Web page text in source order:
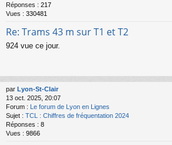
Réponses : 217
Vues : 330481
Re: Trams 43 m sur T1 et T2
924 vue ce jour.
par Lyon-St-Clair
13 oct. 2025, 20:07
Forum : Le forum de Lyon en Lignes
Sujet : TCL : Chiffres de fréquentation 2024
Réponses : 8
Vues : 9866